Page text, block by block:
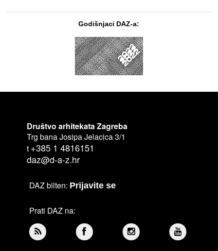
Godišnjaci DAZ-a:
Društvo arhitekata Zagreba
Trg bana Josipa Jelacica 3/1
t +385 1 4816151
daz@d-a-z.hr
DAZ bilten: Prijavite se
Prati DAZ na: